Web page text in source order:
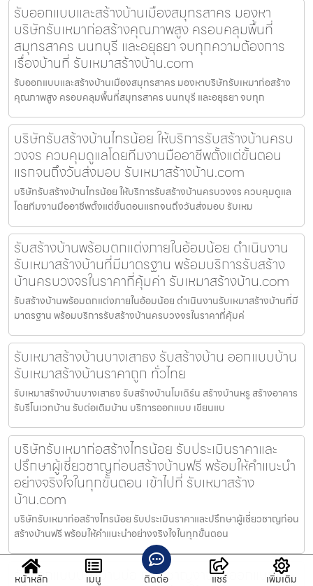
รับออกแบบและสร้างบ้านเมืองสมุทรสาคร มองหา
บริษัทรับเหมาก่อสร้างคุณภาพสูง ครอบคลุมพื้นที่
สมุทรสาคร นนทบุรี และอยุธยา จบทุกความต้องการ
เรื่องบ้านที่ รับเหมาสร้างบ้าน.com
รับออกแบบและสร้างบ้านเมืองสมุทรสาคร มองหาบริษัทรับเหมาก่อสร้าง
คุณภาพสูง ครอบคลุมพื้นที่สมุทรสาคร นนทบุรี และอยุธยา จบทุก
บริษัทรับสร้างบ้านไทรน้อย ให้บริการรับสร้างบ้านครบ
วงจร ควบคุมดูแลโดยทีมงานมืออาชีพตั้งแต่ขั้นตอน
แรกจนถึงวันส่งมอบ รับเหมาสร้างบ้าน.com
บริษัทรับสร้างบ้านไทรน้อย ให้บริการรับสร้างบ้านครบวงจร ควบคุมดูแล
โดยทีมงานมืออาชีพตั้งแต่ขั้นตอนแรกจนถึงวันส่งมอบ รับเหม
รับสร้างบ้านพร้อมตกแต่งภายในอ้อมน้อย ดำเนินงาน
รับเหมาสร้างบ้านที่มีมาตรฐาน พร้อมบริการรับสร้าง
บ้านครบวงจรในราคาที่คุ้มค่า รับเหมาสร้างบ้าน.com
รับสร้างบ้านพร้อมตกแต่งภายในอ้อมน้อย ดำเนินงานรับเหมาสร้างบ้านที่มี
มาตรฐาน พร้อมบริการรับสร้างบ้านครบวงจรในราคาที่คุ้มค่
รับเหมาสร้างบ้านบางเสาธง รับสร้างบ้าน ออกแบบบ้าน
รับเหมาสร้างบ้านราคาถูก ทั่วไทย
รับเหมาสร้างบ้านบางเสาธง รับสร้างบ้านโมเดิร์น สร้างบ้านหรู สร้างอาคาร
รับรีโนเวทบ้าน รับต่อเติมบ้าน บริการออกแบบ เขียนแบ
บริษัทรับเหมาก่อสร้างไทรน้อย รับประเมินราคาและ
ปรึกษาผู้เชี่ยวชาญก่อนสร้างบ้านฟรี พร้อมให้คำแนะนำ
อย่างจริงใจในทุกขั้นตอน เข้าไปที่ รับเหมาสร้าง
บ้าน.com
บริษัทรับเหมาก่อสร้างไทรน้อย รับประเมินราคาและปรึกษาผู้เชี่ยวชาญก่อน
สร้างบ้านฟรี พร้อมให้คำแนะนำอย่างจริงใจในทุกขั้นตอน
รับออกแบบบ้านบ้านบ่อ เชี่ยวชาญงานรับออกแบบและ
หน้าหลัก เมนู ติดต่อ แชร์ เพิ่มเติม